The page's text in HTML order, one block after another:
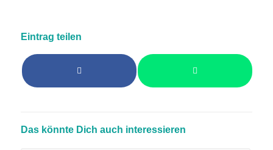
Eintrag teilen
Das könnte Dich auch interessieren